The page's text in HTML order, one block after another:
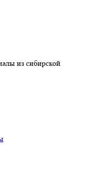
из сибирской